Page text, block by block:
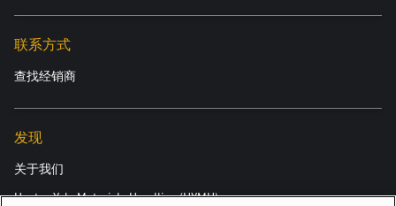
联系方式
查找经销商
发现
关于我们
Hyster-Yale Materials Handling (HYMH)